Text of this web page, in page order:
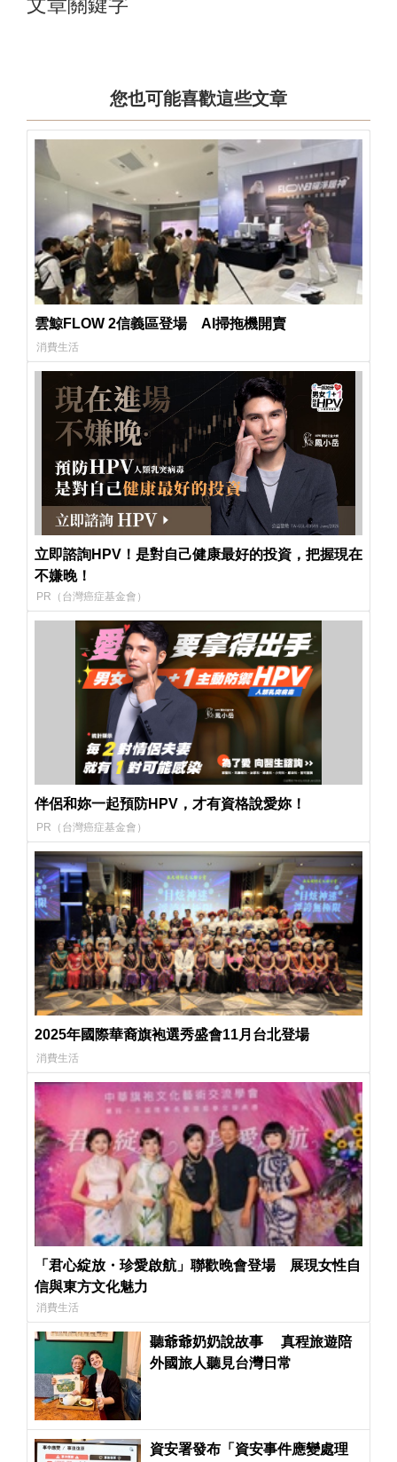
您也可能喜歡這些文章
雲鯨FLOW 2信義區登場 AI掃拖機開賣
消費生活
立即諮詢HPV！是對自己健康最好的投資，把握現在
不嫌晚！
PR（台灣癌症基金會）
伴侶和妳一起預防HPV，才有資格說愛妳！
PR（台灣癌症基金會）
2025年國際華裔旗袍選秀盛會11月台北登場
消費生活
「君心綻放・珍愛啟航」聯歡晚會登場 展現女性自
信與東方文化魅力
消費生活
聽爺爺奶奶說故事 真程旅遊陪
外國旅人聽見台灣日常
資安署發布「資安事件應變處理